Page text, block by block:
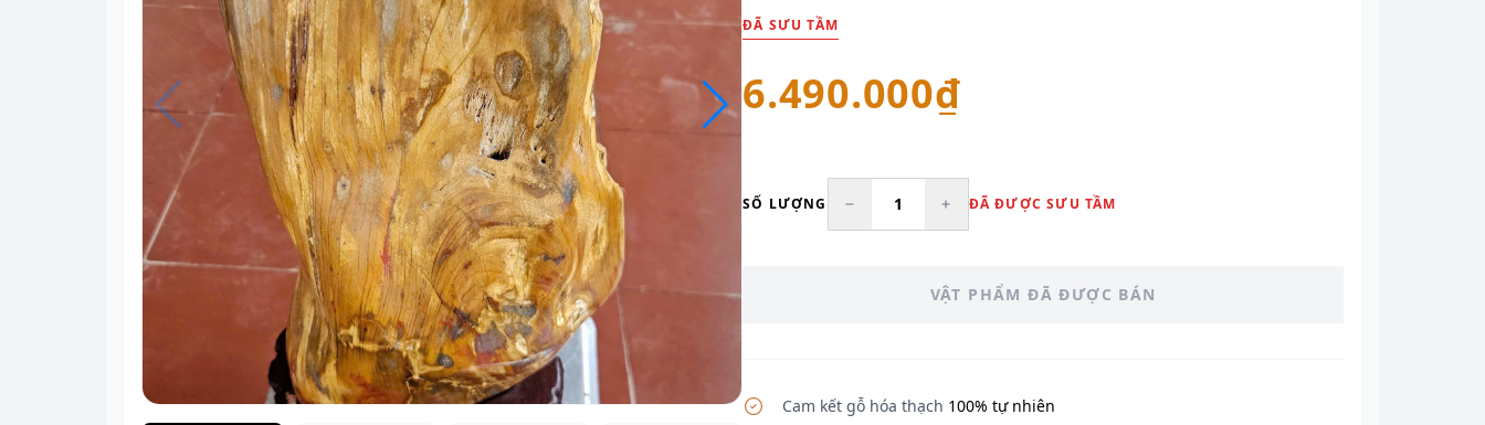
ĐÃ SƯU TẦM
6.490.000₫
SỐ LƯỢNG ĐÃ ĐƯỢC SƯU TẦM
VẬT PHẨM ĐÃ ĐƯỢC BÁN
Cam kết gỗ hóa thạch 100% tự nhiên